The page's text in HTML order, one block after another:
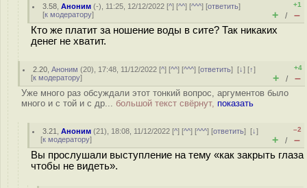
3.58 ,Аноним (-), 11:25, 12/12/2022 [^] [^^] [^^^] [ответить]
[к модератору]
+1
+ / –
Кто же платит за ношение воды в сите? Так никаких
денег не хватит.
2.20 ,Аноним (20), 17:48, 11/12/2022 [^] [^^] [^^^] [ответить][↓] [↑]
[к модератору]
+4
+ / –
Уже много раз обсуждали этот тонкий вопрос, аргументов было
много и с той и с др... большой текст свёрнут, показать
3.21 ,Аноним (21), 18:08, 11/12/2022 [^] [^^] [^^^] [ответить][↓]
[к модератору]
–2
+ / –
Вы прослушали выступление на тему «как закрыть глаза
чтобы не видеть».